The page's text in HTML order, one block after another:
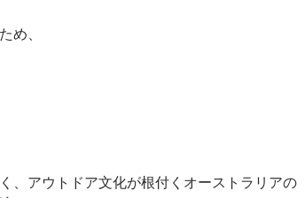
め、
、アウトドア文化が根付くオーストラリアの